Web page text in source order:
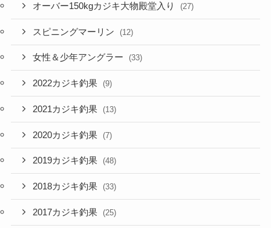
オーバー150kgカジキ大物殿堂入り (27)
スピニングマーリン (12)
女性＆少年アングラー (33)
2022カジキ釣果 (9)
2021カジキ釣果 (13)
2020カジキ釣果 (7)
2019カジキ釣果 (48)
2018カジキ釣果 (33)
2017カジキ釣果 (25)